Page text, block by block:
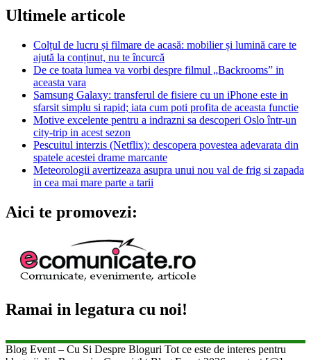
Ultimele articole
Colțul de lucru și filmare de acasă: mobilier și lumină care te
ajută la conținut, nu te încurcă
De ce toata lumea va vorbi despre filmul „Backrooms” in
aceasta vara
Samsung Galaxy: transferul de fisiere cu un iPhone este in
sfarsit simplu si rapid; iata cum poti profita de aceasta functie
Motive excelente pentru a indrazni sa descoperi Oslo într-un
city-trip in acest sezon
Pescuitul interzis (Netflix): descopera povestea adevarata din
spatele acestei drame marcante
Meteorologii avertizeaza asupra unui nou val de frig si zapada
in cea mai mare parte a tarii
Aici te promovezi:
Ramai in legatura cu noi!
Blog Event – Cu Si Despre Bloguri Tot ce este de interes pentru